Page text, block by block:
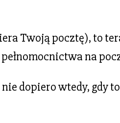
Twoją pocztę), to
na
nie dopiero wtedy, gdy